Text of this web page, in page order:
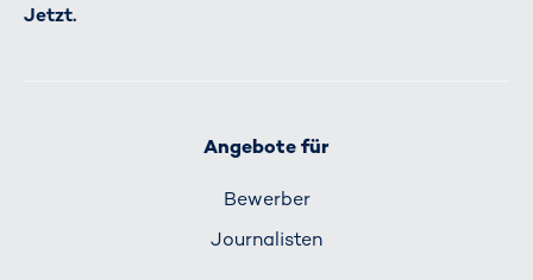
Jetzt.
Angebote für
Bewerber
Journalisten